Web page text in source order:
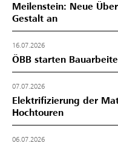
Meilenstein: Neue
Gestalt an
16.07.2026
ÖBB starten
07.07.2026
Elektrifizierung der
Hochtouren
06.07.2026